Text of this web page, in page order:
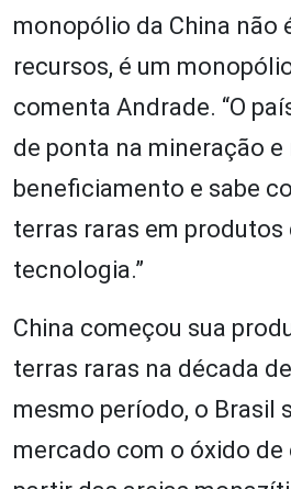
monopólio da China não
recursos, é um
comenta Andrade. “O
de ponta na mineração e
beneficiamento e sabe
terras raras em produtos
tecnologia.”
China começou sua
terras raras na década
mesmo período, o Brasil
mercado com o óxido